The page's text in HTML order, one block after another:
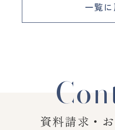
一覧に
資料請求・